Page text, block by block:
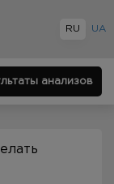
RU UA
анализов